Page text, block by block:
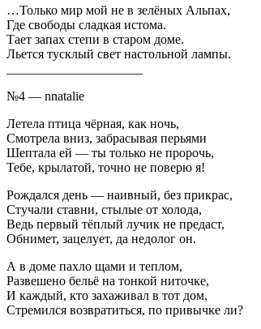
…Только мир мой не в зелёных Альпах,
Где свободы сладкая истома.
Тает запах степи в старом доме.
Льется тусклый свет настольной лампы.
№4 — nnatalie
Летела птица чёрная, как ночь,
Смотрела вниз, забрасывая перьями
Шептала ей — ты только не пророчь,
Тебе, крылатой, точно не поверю я!
Рождался день — наивный, без прикрас,
Стучали ставни, стылые от холода,
Ведь первый тёплый лучик не предаст,
Обнимет, зацелует, да недолог он.
А в доме пахло щами и теплом,
Развешено бельё на тонкой ниточке,
И каждый, кто захаживал в тот дом,
Стремился возвратиться, по привычке ли?